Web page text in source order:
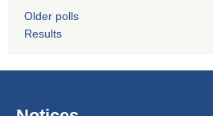
Older polls
Results